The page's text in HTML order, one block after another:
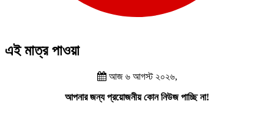
এই মাত্র পাওয়া
আজ ৬ আগস্ট ২০২৬,
আপনার জন্য প্রয়োজনীয় কোন নিউজ পাচ্ছি না!